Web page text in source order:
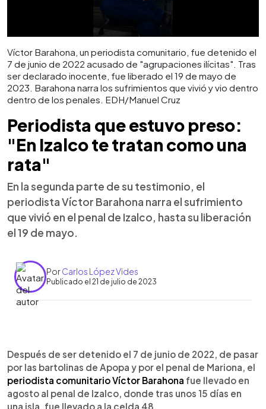
Víctor Barahona, un periodista comunitario, fue detenido el
7 de junio de 2022 acusado de "agrupaciones ilícitas". Tras
ser declarado inocente, fue liberado el 19 de mayo de
2023. Barahona narra los sufrimientos que vivió y vio dentro
dentro de los penales. EDH/Manuel Cruz
Periodista que estuvo preso:
"En Izalco te tratan como una
rata"
En la segunda parte de su testimonio, el
periodista Víctor Barahona narra el sufrimiento
que vivió en el penal de Izalco, hasta su liberación
el 19 de mayo.
PorCarlos López Vides
Publicado el 21 de julio de 2023
► Escuchar artículo
Después de ser detenido el 7 de junio de 2022, de pasar
por las bartolinas de Apopa y por el penal de Mariona, el
periodista comunitario Víctor Barahona fue llevado en
agosto al penal de Izalco, donde tras unos 15 días en
una isla, fue llevado a la celda 48.